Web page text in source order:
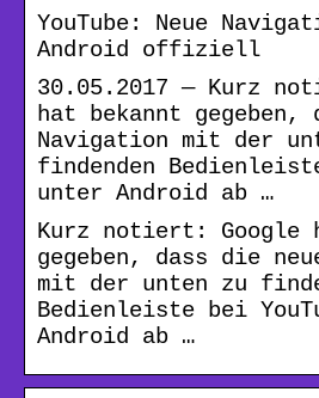
YouTube: Neue
Android offiziell
30.05.2017 — Kurz
hat bekannt gegeben,
Navigation mit der
findenden
unter Android ab …
Kurz notiert: Google
gegeben, dass die
mit der unten zu
Bedienleiste bei
Android ab …